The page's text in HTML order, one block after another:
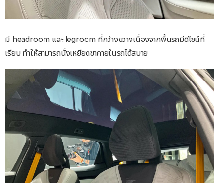
มี headroom และ legroom ที่กว้างขวางเนื่องจากพื้นรถมีดีไซน์ที่
เรียบ ทำให้สามารถนั่งเหยียดขาภายในรถได้สบาย